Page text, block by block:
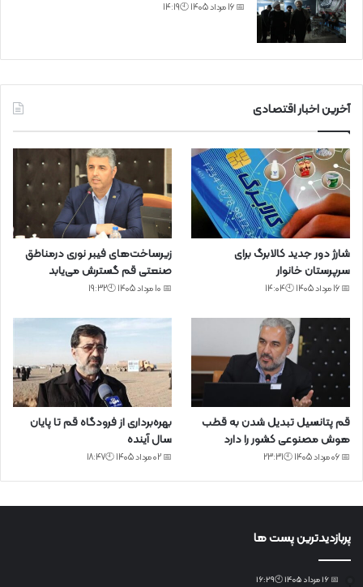
📅 16 مرداد 1405 🕙14:19
آخرین اخبار اقتصادی
شارژ دور جدید کالابرگ برای
سرپرستان خانوار
📅 16 مرداد 1405 🕙14:04
زیرساخت‌های فیبر نوری درمناطق
صنعتی قم گسترش می‌یابد
📅 10 مرداد 1405 🕙19:32
قم پتانسیل تبدیل شدن به قطب
هوش مصنوعی کشور را دارد
📅 06 مرداد 1405 🕙23:31
بهره‌برداری از فرودگاه قم تا پایان
سال آینده
📅 02 مرداد 1405 🕙18:47
پربازدیدترین پست ها
📅 16 مرداد 1405 🕙16:29